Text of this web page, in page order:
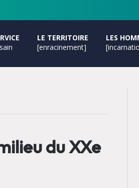
LE TERRITOIRE
[enracinement]
LES
du XXe